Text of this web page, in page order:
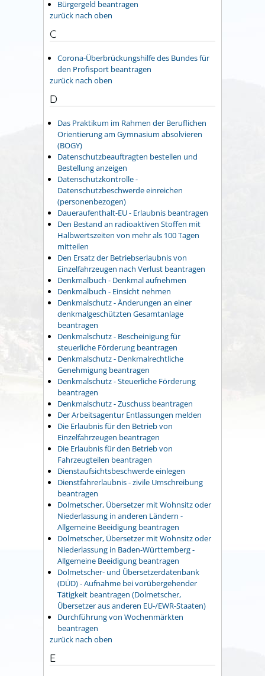
Bürgergeld beantragen
zurück nach oben
C
Corona-Überbrückungshilfe des Bundes für
den Profisport beantragen
zurück nach oben
D
Das Praktikum im Rahmen der Beruflichen
Orientierung am Gymnasium absolvieren
(BOGY)
Datenschutzbeauftragten bestellen und
Bestellung anzeigen
Datenschutzkontrolle -
Datenschutzbeschwerde einreichen
(personenbezogen)
Daueraufenthalt-EU - Erlaubnis beantragen
Den Bestand an radioaktiven Stoffen mit
Halbwertszeiten von mehr als 100 Tagen
mitteilen
Den Ersatz der Betriebserlaubnis von
Einzelfahrzeugen nach Verlust beantragen
Denkmalbuch - Denkmal aufnehmen
Denkmalbuch - Einsicht nehmen
Denkmalschutz - Änderungen an einer
denkmalgeschützten Gesamtanlage
beantragen
Denkmalschutz - Bescheinigung für
steuerliche Förderung beantragen
Denkmalschutz - Denkmalrechtliche
Genehmigung beantragen
Denkmalschutz - Steuerliche Förderung
beantragen
Denkmalschutz - Zuschuss beantragen
Der Arbeitsagentur Entlassungen melden
Die Erlaubnis für den Betrieb von
Einzelfahrzeugen beantragen
Die Erlaubnis für den Betrieb von
Fahrzeugteilen beantragen
Dienstaufsichtsbeschwerde einlegen
Dienstfahrerlaubnis - zivile Umschreibung
beantragen
Dolmetscher, Übersetzer mit Wohnsitz oder
Niederlassung in anderen Ländern -
Allgemeine Beeidigung beantragen
Dolmetscher, Übersetzer mit Wohnsitz oder
Niederlassung in Baden-Württemberg -
Allgemeine Beeidigung beantragen
Dolmetscher- und Übersetzerdatenbank
(DÜD) - Aufnahme bei vorübergehender
Tätigkeit beantragen (Dolmetscher,
Übersetzer aus anderen EU-/EWR-Staaten)
Durchführung von Wochenmärkten
beantragen
zurück nach oben
E